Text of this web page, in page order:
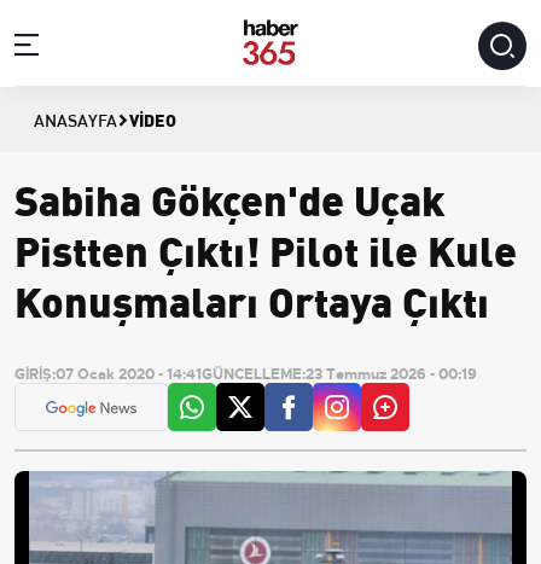
ANASAYFA VIDEO
Sabiha Gökçen'de Uçak
Pistten Çıktı! Pilot ile Kule
Konuşmaları Ortaya Çıktı
GİRİŞ:07 Ocak 2020 - 14:41GÜNCELLEME:23 Temmuz 2026 - 00:19